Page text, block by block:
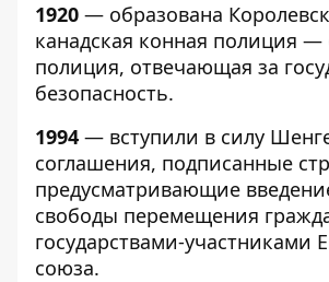
1920 — образована
канадская конная полиция —
полиция, отвечающая за
безопасность.
1994 — вступили в силу
соглашения, подписанные
предусматривающие
свободы перемещения
государствами-участниками
союза.